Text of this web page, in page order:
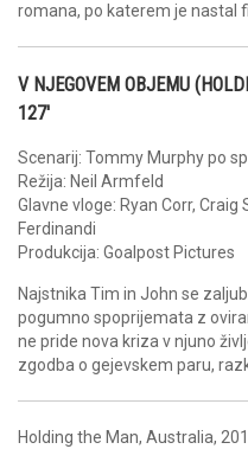
romana, po katerem je nastal
V NJEGOVEM OBJEMU
127′
Scenarij: Tommy Murphy po
Režija: Neil Armfeld
Glavne vloge: Ryan Corr,
Ferdinandi
Produkcija: Goalpost Pictures
Najstnika Tim in John se
pogumno spoprijemata z
ne pride nova kriza v njuno
zgodba o gejevskem paru,
Holding the Man, Australia,